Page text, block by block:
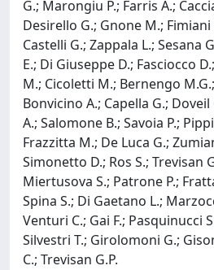
G.; Marongiu P.; Farris A.;
Desirello G.; Gnone M.;
Castelli G.; Zappala L.; Sesana
E.; Di Giuseppe D.; Fasciocco
M.; Cicoletti M.; Bernengo
Bonvicino A.; Capella G.;
A.; Salomone B.; Savoia P.;
Frazzitta M.; De Luca G.;
Simonetto D.; Ros S.; Trevisan
Miertusova S.; Patrone P.;
Spina S.; Di Gaetano L.;
Venturi C.; Gai F.; Pasquinucci
Silvestri T.; Girolomoni G.;
C.; Trevisan G.P.